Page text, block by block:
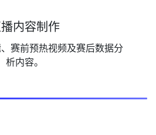
内容制作
赛前预热视频及赛后数据分
析内容。